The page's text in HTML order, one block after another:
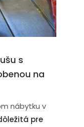
súčasným
s
na
nábytku v
pre